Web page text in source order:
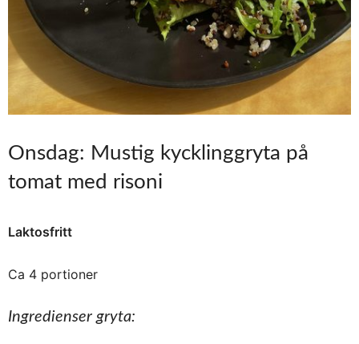
Onsdag: Mustig kycklinggryta på
tomat med risoni
Laktosfritt
Ca 4 portioner
Ingredienser gryta: